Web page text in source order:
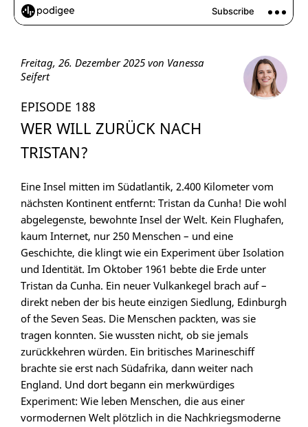
Freitag, 26. Dezember 2025 von Vanessa
Seifert
EPISODE 188
WER WILL ZURÜCK NACH
TRISTAN?
Eine Insel mitten im Südatlantik, 2.400 Kilometer vom
nächsten Kontinent entfernt: Tristan da Cunha! Die wohl
abgelegenste, bewohnte Insel der Welt. Kein Flughafen,
kaum Internet, nur 250 Menschen – und eine
Geschichte, die klingt wie ein Experiment über Isolation
und Identität. Im Oktober 1961 bebte die Erde unter
Tristan da Cunha. Ein neuer Vulkankegel brach auf –
direkt neben der bis heute einzigen Siedlung, Edinburgh
of the Seven Seas. Die Menschen packten, was sie
tragen konnten. Sie wussten nicht, ob sie jemals
zurückkehren würden. Ein britisches Marineschiff
brachte sie erst nach Südafrika, dann weiter nach
England. Und dort begann ein merkwürdiges
Experiment: Wie leben Menschen, die aus einer
vormodernen Welt plötzlich in die Nachkriegsmoderne